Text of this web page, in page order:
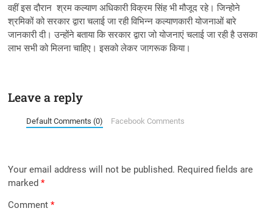
वहीं इस दौरान श्रम कल्याण अधिकारी विक्रम सिंह भी मौजूद रहे। जिन्होने
श्रमिकों को सरकार द्वारा चलाई जा रही विभिन्न कल्याणकारी योजनाओं बारे
जानकारी दी। उन्होंने बताया कि सरकार द्वारा जो योजनाएं चलाई जा रही है उसका
लाभ सभी को मिलना चाहिए। इसको लेकर जागरूक किया।
Leave a reply
Default Comments (0) Facebook Comments
Your email address will not be published. Required fields are
marked*
Comment*